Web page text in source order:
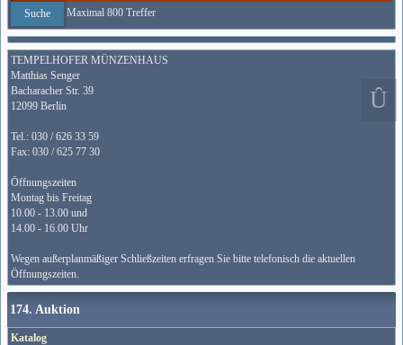
Maximal 800 Treffer
TEMPELHOFER MÜNZENHAUS
Matthias Senger
Bacharacher Str. 39
12099 Berlin
Tel.: 030 / 626 33 59
Fax: 030 / 625 77 30
Öffnungszeiten
Montag bis Freitag
10.00 - 13.00 und
14.00 - 16.00 Uhr
Wegen außerplanmäßiger Schließzeiten erfragen Sie bitte telefonisch die aktuellen
Öffnungszeiten.
174. Auktion
Katalog